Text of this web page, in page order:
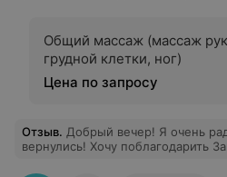
Общий массаж (массаж
грудной клетки, ног)
Цена по запросу
Отзыв. Добрый вечер! Я очень
вернулись! Хочу поблагодарить